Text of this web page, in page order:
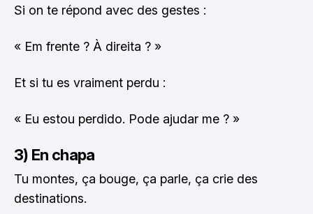
Si on te répond avec des gestes :
« Em frente ? À direita ? »
Et si tu es vraiment perdu :
« Eu estou perdido. Pode ajudar me ? »
3) En chapa
Tu montes, ça bouge, ça parle, ça crie des
destinations.